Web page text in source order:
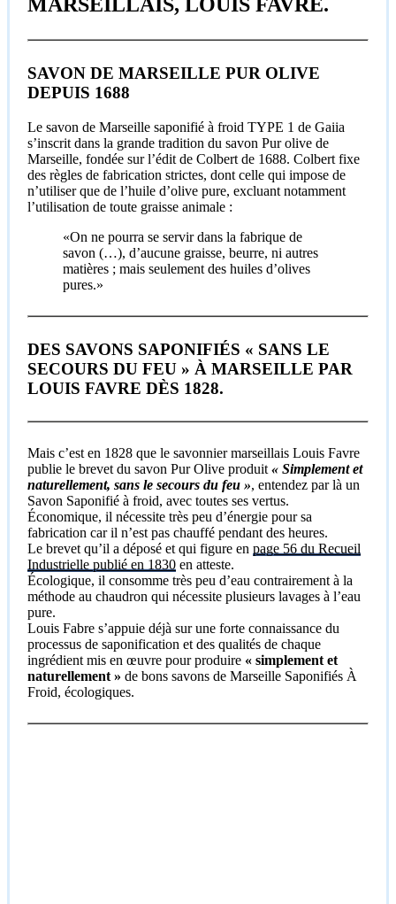
SAVON DE MARSEILLE PUR OLIVE
DEPUIS 1688
Le savon de Marseille saponifié à froid TYPE 1 de Gaiia
s’inscrit dans la grande tradition du savon Pur olive de
Marseille, fondée sur l’édit de Colbert de 1688. Colbert fixe
des règles de fabrication strictes, dont celle qui impose de
n’utiliser que de l’huile d’olive pure, excluant notamment
l’utilisation de toute graisse animale :
«On ne pourra se servir dans la fabrique de
savon (…), d’aucune graisse, beurre, ni autres
matières ; mais seulement des huiles d’olives
pures.»
DES SAVONS SAPONIFIÉS « SANS LE
SECOURS DU FEU » À MARSEILLE PAR
LOUIS FAVRE DÈS 1828.
Mais c’est en 1828 que le savonnier marseillais Louis Favre
publie le brevet du savon Pur Olive produit « Simplement et
naturellement, sans le secours du feu », entendez par là un
Savon Saponifié à froid, avec toutes ses vertus.
Économique, il nécessite très peu d’énergie pour sa
fabrication car il n’est pas chauffé pendant des heures.
Le brevet qu’il a déposé et qui figure en page 56 du Recueil
Industrielle publié en 1830 en atteste.
Écologique, il consomme très peu d’eau contrairement à la
méthode au chaudron qui nécessite plusieurs lavages à l’eau
pure.
Louis Fabre s’appuie déjà sur une forte connaissance du
processus de saponification et des qualités de chaque
ingrédient mis en œuvre pour produire « simplement et
naturellement » de bons savons de Marseille Saponifiés À
Froid, écologiques.